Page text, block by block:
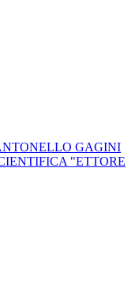
GAGINI
"ETTORE